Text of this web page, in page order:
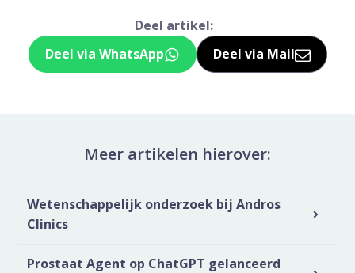
Deel artikel:
Deel via WhatsApp
Deel dit via Whatsapp
Deel via Mail
Delen via de
Meer artikelen hierover:
Wetenschappelijk onderzoek bij Andros
Clinics
Prostaat Agent op ChatGPT gelanceerd